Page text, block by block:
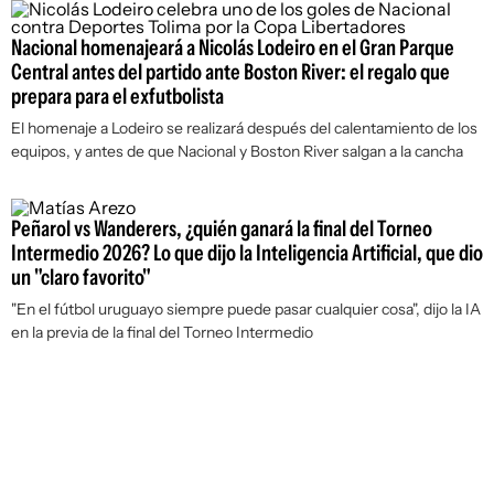
Nacional homenajeará a Nicolás Lodeiro en el Gran Parque
Central antes del partido ante Boston River: el regalo que
prepara para el exfutbolista
El homenaje a Lodeiro se realizará después del calentamiento de los
equipos, y antes de que Nacional y Boston River salgan a la cancha
Peñarol vs Wanderers, ¿quién ganará la final del Torneo
Intermedio 2026? Lo que dijo la Inteligencia Artificial, que dio
un "claro favorito"
"En el fútbol uruguayo siempre puede pasar cualquier cosa", dijo la IA
en la previa de la final del Torneo Intermedio